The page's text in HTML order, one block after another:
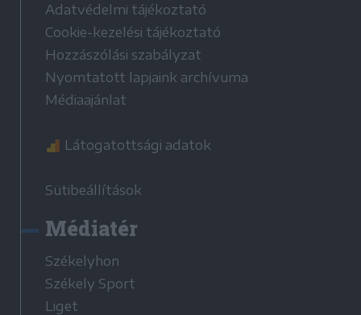
Adatvédelmi tájékoztató
Cookie-kezelési tájékoztató
Hozzászólási szabályzat
Nyomtatott lapjaink archívuma
Médiaajánlat
Látogatottsági adatok
Sütibeállítások
Médiatér
Székelyhon
Székely Sport
Liget